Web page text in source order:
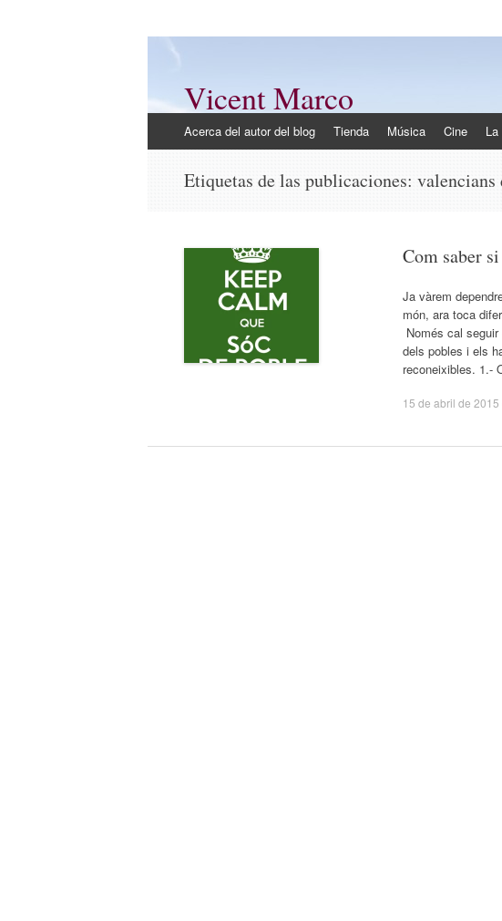
Vicent Marco
al
Acerca del autor del blog Tienda Música Cine
Etiquetas de las publicaciones: valencians
Com saber
Ja vàrem
món, ara toca
Només cal
dels pobles i els
reconeixibles. 1.-
15 de abril de 2015